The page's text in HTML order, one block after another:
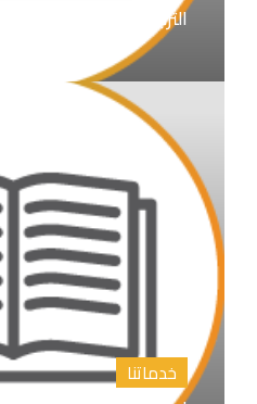
الترجمة الأدبية والأكاديمية
خدماتنا